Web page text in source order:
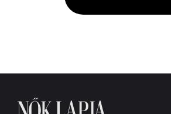
seconds